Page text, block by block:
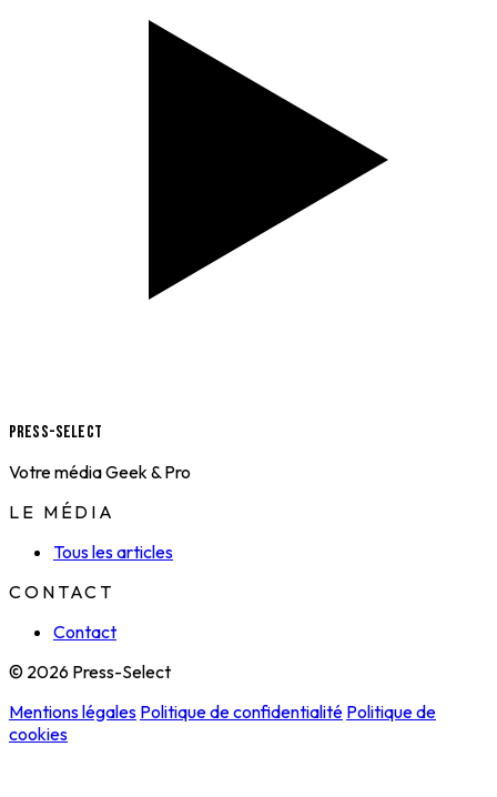
Press-Select
Votre média Geek & Pro
LE MÉDIA
Tous les articles
CONTACT
Contact
© 2026 Press-Select
Mentions légales Politique de confidentialité Politique de
cookies